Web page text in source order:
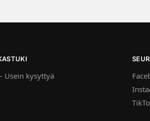
Usein kysyttyä